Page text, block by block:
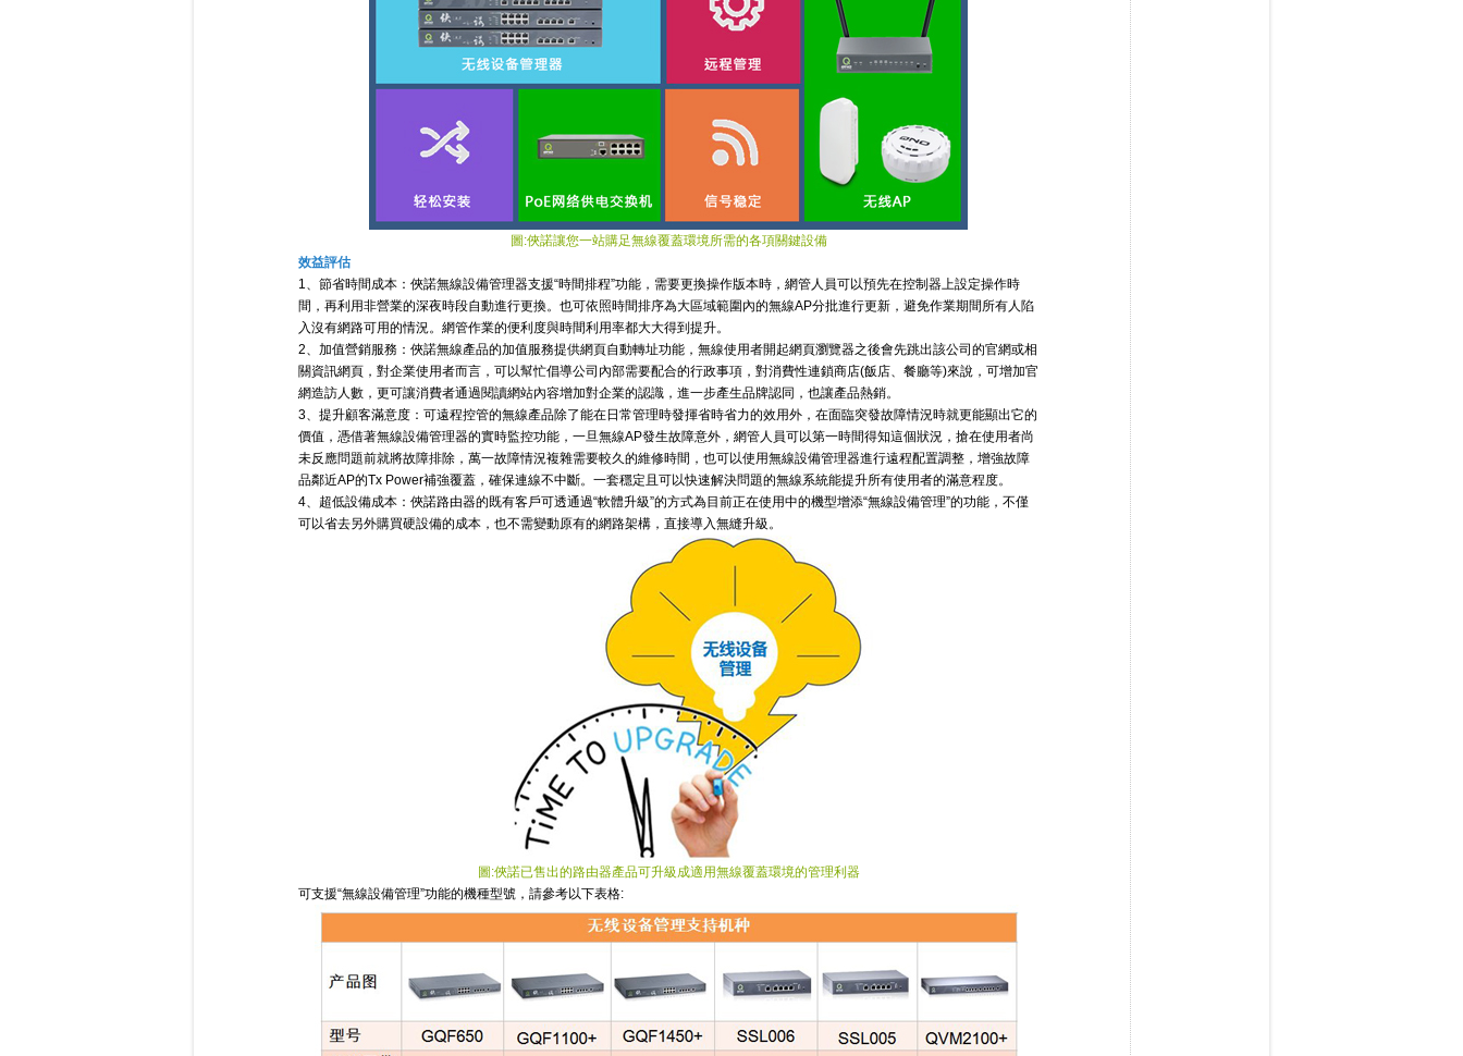
圖:俠諾讓您一站購足無線覆蓋環境所需的各項關鍵設備
效益評估
1、節省時間成本： 俠諾無線設備管理器支援“時間排程”功能，需要更換操作版本時，網管人員可以預先在控制器上設定操作時
間，再利用非營業的深夜時段自動進行更換。也可依照時間排序為大區域範圍內的無線AP分批進行更新，避免作業期間所有人陷
入沒有網路可用的情況。網管作業的便利度與時間利用率都大大得到提升。
2、加值營銷服務： 俠諾無線產品的加值服務提供網頁自動轉址功能，無線使用者開起網頁瀏覽器之後會先跳出該公司的官網或相
關資訊網頁，對企業使用者而言，可以幫忙倡導公司內部需要配合的行政事項，對消費性連鎖商店(飯店、餐廳等)來說，可增加官
網造訪人數，更可讓消費者通過閱讀網站內容增加對企業的認識，進一步產生品牌認同，也讓產品熱銷。
3、提升顧客滿意度： 可遠程控管的無線產品除了能在日常管理時發揮省時省力的效用外，在面臨突發故障情況時就更能顯出它的
價值，憑借著無線設備管理器的實時監控功能，一旦無線AP發生故障意外，網管人員可以第一時間得知這個狀況，搶在使用者尚
未反應問題前就將故障排除，萬一故障情況複雜需要較久的維修時間，也可以使用無線設備管理器進行遠程配置調整，增強故障
品鄰近AP的Tx Power補強覆蓋，確保連線不中斷。一套穩定且可以快速解決問題的無線系統能提升所有使用者的滿意程度。
4、超低設備成本： 俠諾路由器的既有客戶可透通過“軟體升級”的方式為目前正在使用中的機型增添“無線設備管理”的功能，不僅
可以省去另外購買硬設備的成本，也不需變動原有的網路架構，直接導入無縫升級。
圖:俠諾已售出的路由器產品可升級成適用無線覆蓋環境的管理利器
可支援“無線設備管理”功能的機種型號，請參考以下表格: